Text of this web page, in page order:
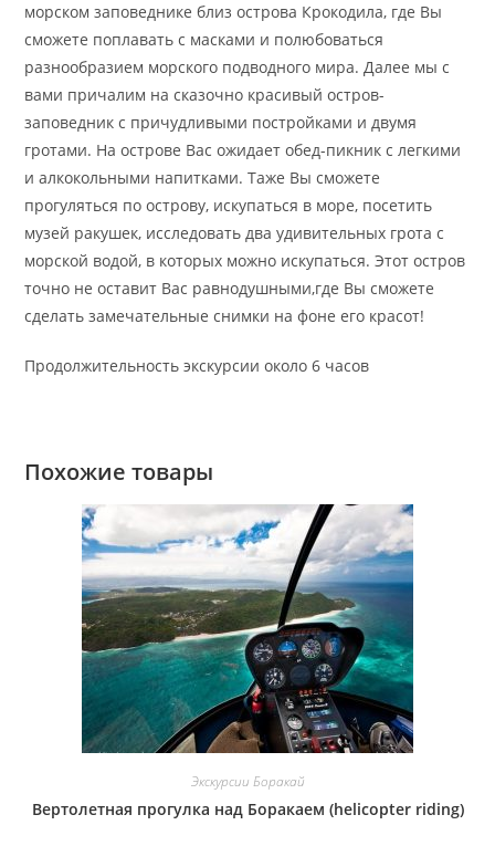
морском заповеднике близ острова Крокодила, где Вы
сможете поплавать с масками и полюбоваться
разнообразием морского подводного мира. Далее мы с
вами причалим на сказочно красивый остров-
заповедник с причудливыми постройками и двумя
гротами. На острове Вас ожидает обед-пикник с легкими
и алкокольными напитками. Таже Вы сможете
прогуляться по острову, искупаться в море, посетить
музей ракушек, исследовать два удивительных грота с
морской водой, в которых можно искупаться. Этот остров
точно не оставит Вас равнодушными,где Вы сможете
сделать замечательные снимки на фоне его красот!
Продолжительность экскурсии около 6 часов
Похожие товары
Экскурсии Боракай
Вертолетная прогулка над Боракаем (helicopter riding)